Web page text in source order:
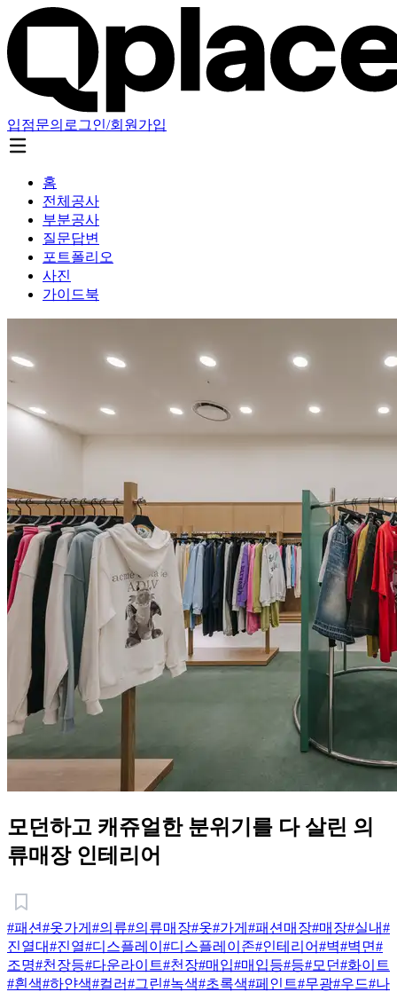
입점문의 로그인/회원가입
홈
전체공사
부분공사
질문답변
포트폴리오
사진
가이드북
모던하고 캐쥬얼한 분위기를 다 살린 의
류매장 인테리어
#패션#옷가게 #의류#의류매장#옷#가게 #패션매장#매장#실내#
진열대#진열#디스플레이 #디스플레이존#인테리어#벽#벽면#
조명#천장등#다운라이트#천장#매입#매입등#등#모던#화이트
#흰색#하얀색#컬러#그린#녹색#초록색#페인트#무광#우드#나